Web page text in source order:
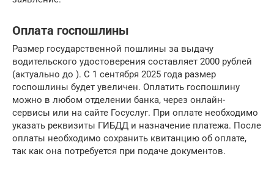
Оплата госпошлины
Размер государственной пошлины за выдачу
водительского удостоверения составляет 2000 рублей
(актуально до ). С 1 сентября 2025 года размер
госпошлины будет увеличен. Оплатить госпошлину
можно в любом отделении банка, через онлайн-
сервисы или на сайте Госуслуг. При оплате необходимо
указать реквизиты ГИБДД и назначение платежа. После
оплаты необходимо сохранить квитанцию об оплате,
так как она потребуется при подаче документов.